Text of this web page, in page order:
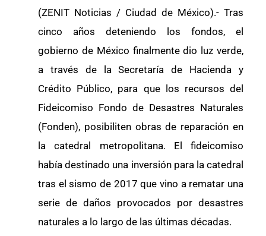
(ZENIT Noticias / Ciudad de México).- Tras
cinco años deteniendo los fondos, el
gobierno de México finalmente dio luz verde,
a través de la Secretaría de Hacienda y
Crédito Público, para que los recursos del
Fideicomiso Fondo de Desastres Naturales
(Fonden), posibiliten obras de reparación en
la catedral metropolitana. El fideicomiso
había destinado una inversión para la catedral
tras el sismo de 2017 que vino a rematar una
serie de daños provocados por desastres
naturales a lo largo de las últimas décadas.